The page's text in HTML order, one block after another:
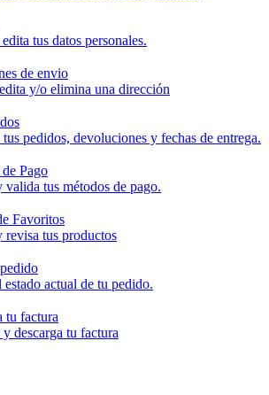
tus datos personales.
de envio
y/o elimina una dirección
pedidos, devoluciones y fechas de entrega.
Pago
valida tus métodos de pago.
Favoritos
revisa tus productos
estado actual de tu pedido.
tu factura
descarga tu factura